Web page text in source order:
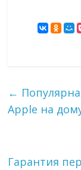
←
Apple на
Гарантия